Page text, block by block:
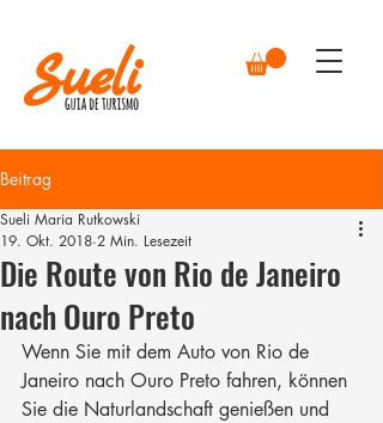
Beitrag
Die Route von Rio de Janeiro
nach Ouro Preto
Sueli Maria Rutkowski
19. Okt. 2018 2 Min. Lesezeit
Wenn Sie mit dem Auto von Rio de
Janeiro nach Ouro Preto fahren, können
Sie die Naturlandschaft genießen und